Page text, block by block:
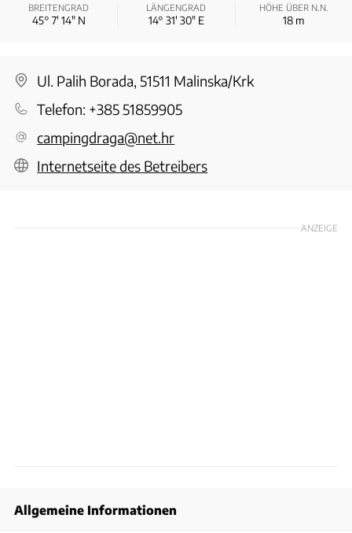
BREITENGRAD
45° 7′ 14″ N
LÄNGENGRAD
14° 31′ 30″ E
HÖHE ÜBER N.N.
18 m
Ul. Palih Borada, 51511 Malinska/Krk
Telefon: +385 51859905
campingdraga@net.hr
Internetseite des Betreibers
ANZEIGE
Allgemeine Informationen